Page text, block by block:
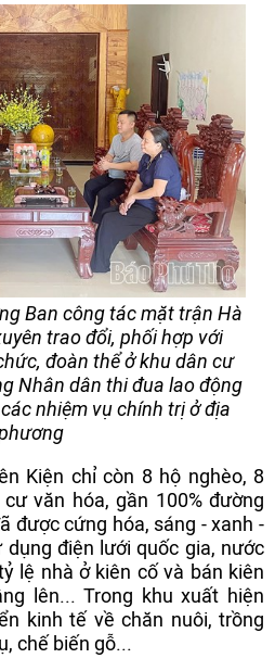
Ban công tác mặt trận Hà
trao đổi, phối hợp với
đoàn thể ở khu dân cư
Nhân dân thi đua lao động
nhiệm vụ chính trị ở địa
Kiện chỉ còn 8 hộ nghèo, 8
văn hóa, gần 100% đường
được cứng hóa, sáng - xanh -
dụng điện lưới quốc gia, nước
lệ nhà ở kiên cố và bán kiên
lên... Trong khu xuất hiện
kinh tế về chăn nuôi, trồng
chế biến gỗ...